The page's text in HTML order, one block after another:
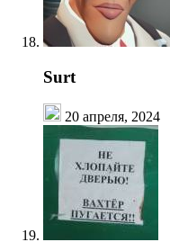
Surt
20 апреля, 2024